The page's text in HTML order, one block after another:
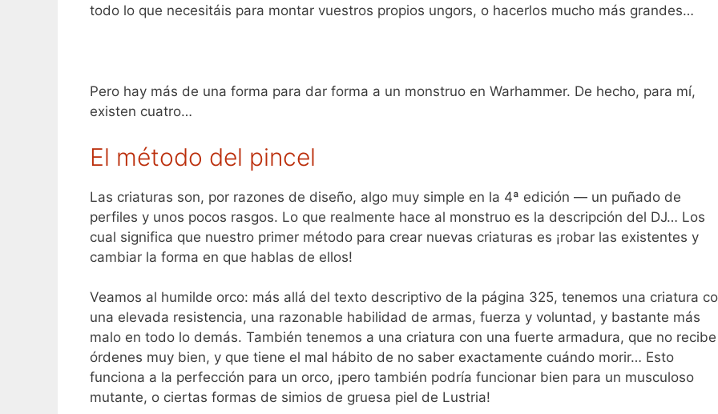
todo lo que necesitáis para montar vuestros propios ungors, o hacerlos mucho más grandes…
Pero hay más de una forma para dar forma a un monstruo en Warhammer. De hecho, para mí,
existen cuatro…
El método del pincel
Las criaturas son, por razones de diseño, algo muy simple en la 4ª edición — un puñado de
perfiles y unos pocos rasgos. Lo que realmente hace al monstruo es la descripción del DJ… Los
cual significa que nuestro primer método para crear nuevas criaturas es ¡robar las existentes y
cambiar la forma en que hablas de ellos!
Veamos al humilde orco: más allá del texto descriptivo de la página 325, tenemos una criatura
una elevada resistencia, una razonable habilidad de armas, fuerza y voluntad, y bastante más
malo en todo lo demás. También tenemos a una criatura con una fuerte armadura, que no recibe
órdenes muy bien, y que tiene el mal hábito de no saber exactamente cuándo morir… Esto
funciona a la perfección para un orco, ¡pero también podría funcionar bien para un musculoso
mutante, o ciertas formas de simios de gruesa piel de Lustria!